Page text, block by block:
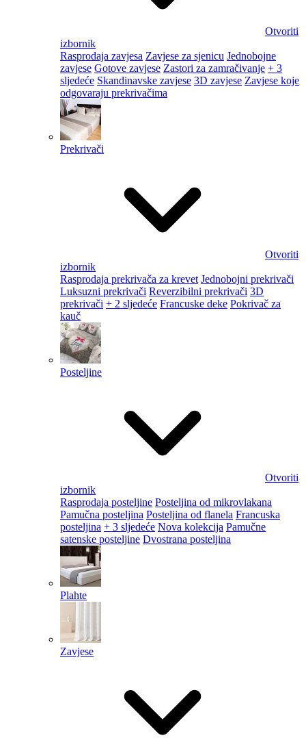
Otvoriti
izbornik
Rasprodaja zavjesa Zavjese za sjenicu Jednobojne
zavjese Gotove zavjese Zastori za zamračivanje + 3
sljedeće Skandinavske zavjese 3D zavjese Zavjese koje
odgovaraju prekrivačima
Prekrivači
Otvoriti
izbornik
Rasprodaja prekrivača za krevet Jednobojni prekrivači
Luksuzni prekrivači Reverzibilni prekrivači 3D
prekrivači + 2 sljedeće Francuske deke Pokrivač za
kauč
Posteljine
Otvoriti
izbornik
Rasprodaja posteljine Posteljina od mikrovlakana
Pamučna posteljina Posteljina od flanela Francuska
posteljina + 3 sljedeće Nova kolekcija Pamučne
satenske posteljine Dvostrana posteljina
Plahte
Zavjese